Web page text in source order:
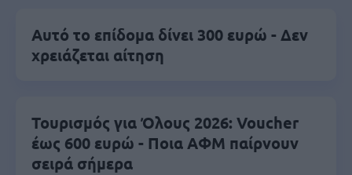
Αυτό το επίδομα δίνει 300 ευρώ - Δεν
χρειάζεται αίτηση
Τουρισμός για Όλους 2026: Voucher
έως 600 ευρώ - Ποια ΑΦΜ παίρνουν
σειρά σήμερα